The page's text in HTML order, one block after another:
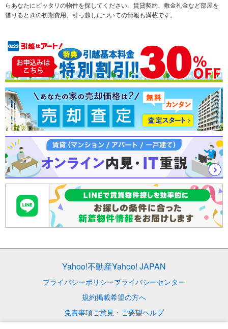
テーマから探す ランキングから探す
新築一戸建て 中古一戸建て
売却査定
らあなたにピッタリの物件を探してください。賃貸契約、敷金礼金など部屋を
借りるときの初期費用、引っ越しについての情報も満載です。
Yahoo!不動産Yahoo! JAPAN
プライバシーポリシープライバシーセンター
規約掲載希望の方へ
免責事項ご意見・ご要望ヘルプ
© LY Corporation